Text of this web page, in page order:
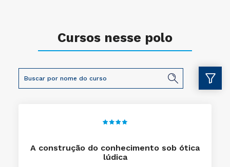
Cursos nesse polo
A construção do conhecimento sob ótica
lúdica